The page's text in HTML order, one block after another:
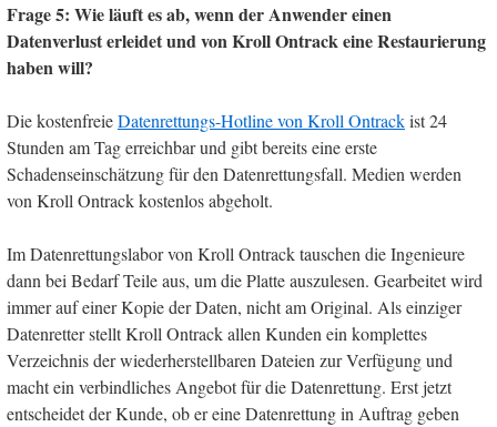
Frage 5: Wie läuft es ab, wenn der Anwender einen
Datenverlust erleidet und von Kroll Ontrack eine Restaurierung
haben will?
Die kostenfreieDatenrettungs-Hotline von Kroll Ontrackist 24
Stunden am Tag erreichbar und gibt bereits eine erste
Schadenseinschätzung für den Datenrettungsfall. Medien werden
von Kroll Ontrack kostenlos abgeholt.
Im Datenrettungslabor von Kroll Ontrack tauschen die Ingenieure
dann bei Bedarf Teile aus, um die Platte auszulesen. Gearbeitet wird
immer auf einer Kopie der Daten, nicht am Original. Als einziger
Datenretter stellt Kroll Ontrack allen Kunden ein komplettes
Verzeichnis der wiederherstellbaren Dateien zur Verfügung und
macht ein verbindliches Angebot für die Datenrettung. Erst jetzt
entscheidet der Kunde, ob er eine Datenrettung in Auftrag geben